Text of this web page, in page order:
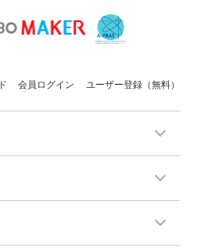
会員ログイン ユーザー登録（無料）